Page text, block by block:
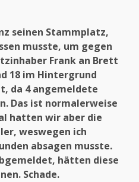
seinen Stammplatz,
musste, um gegen
Frank an Brett
18 im Hintergrund
da 4 angemeldete
Das ist normalerweise
hatten wir aber die
weswegen ich
absagen musste.
hätten diese
Schade.